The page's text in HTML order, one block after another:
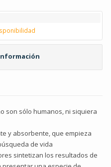
son sólo humanos, ni siquiera
y absorbente, que empieza
de vida
sintetizan los resultados de